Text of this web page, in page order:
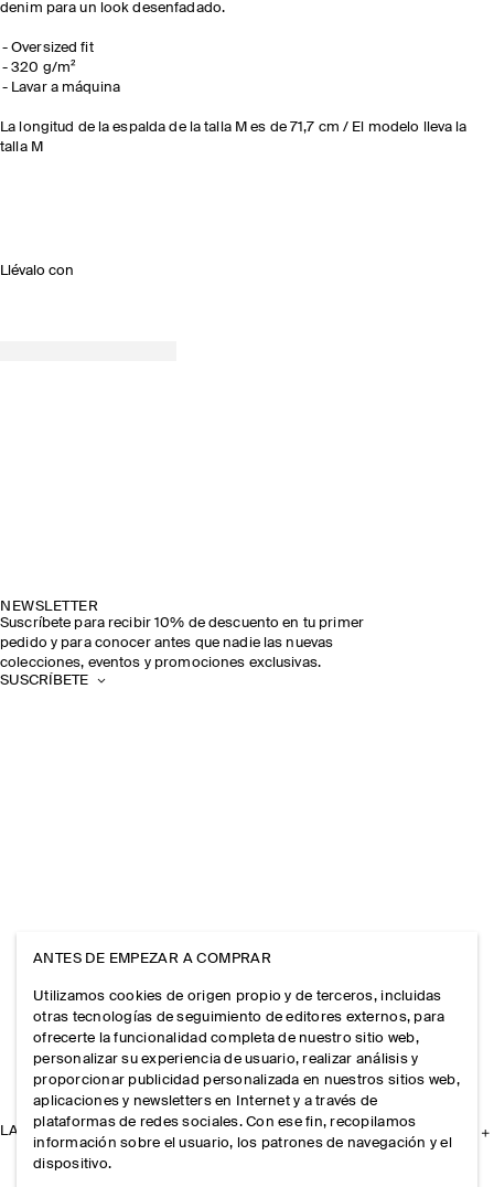
denim para un look desenfadado.
Oversized fit
320 g/m²
Lavar a máquina
La longitud de la espalda de la talla M es de 71,7 cm / El modelo lleva la
talla M
Llévalo con
NEWSLETTER
Suscríbete para recibir 10% de descuento en tu primer
pedido y para conocer antes que nadie las nuevas
colecciones, eventos y promociones exclusivas.
SUSCRÍBETE
LA EMPRESA
ANTES DE EMPEZAR A COMPRAR
Utilizamos cookies de origen propio y de terceros, incluidas
otras tecnologías de seguimiento de editores externos, para
ofrecerte la funcionalidad completa de nuestro sitio web,
personalizar su experiencia de usuario, realizar análisis y
proporcionar publicidad personalizada en nuestros sitios web,
aplicaciones y newsletters en Internet y a través de
plataformas de redes sociales. Con ese fin, recopilamos
información sobre el usuario, los patrones de navegación y el
dispositivo.